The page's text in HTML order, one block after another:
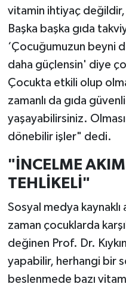
vitamin ihtiyaç
Başka başka gıda
‘Çocuğumuzun beyni
daha güçlensin' diye
Çocukta etkili olup
zamanlı da gıda
yaşayabilirsiniz.
dönebilir işler" dedi.
"İNCELME
TEHLİKELİ"
Sosyal medya kaynaklı
zaman çocuklarda
değinen Prof. Dr.
yapabilir, herhangi bir
beslenmede bazı